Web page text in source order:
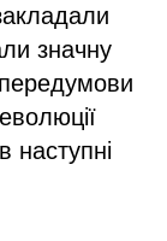
значну
наступні